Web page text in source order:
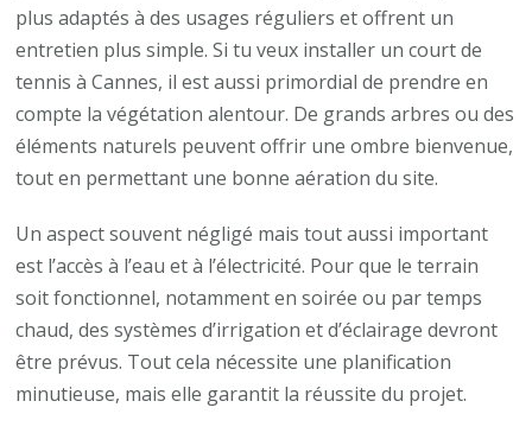
plus adaptés à des usages réguliers et offrent un
entretien plus simple. Si tu veux installer un court de
tennis à Cannes, il est aussi primordial de prendre en
compte la végétation alentour. De grands arbres ou des
éléments naturels peuvent offrir une ombre bienvenue,
tout en permettant une bonne aération du site.
Un aspect souvent négligé mais tout aussi important
est l’accès à l’eau et à l’électricité. Pour que le terrain
soit fonctionnel, notamment en soirée ou par temps
chaud, des systèmes d’irrigation et d’éclairage devront
être prévus. Tout cela nécessite une planification
minutieuse, mais elle garantit la réussite du projet.